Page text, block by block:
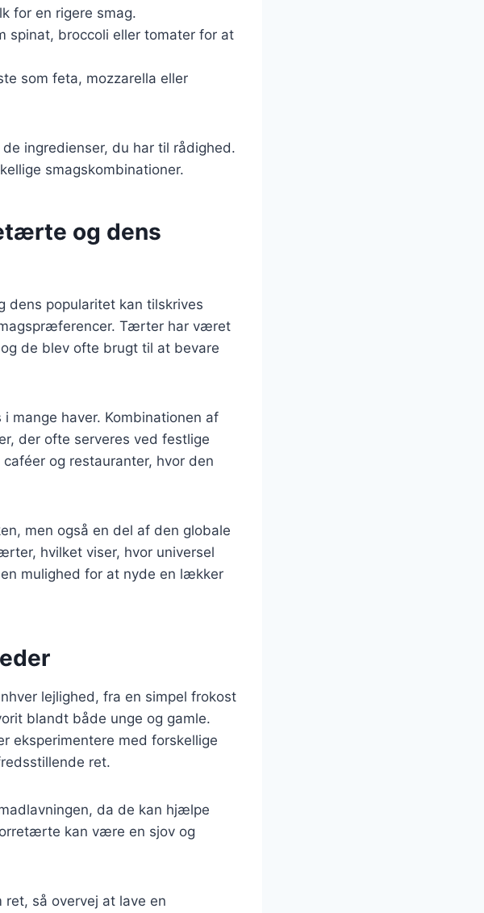
for en rigere smag.
spinat, broccoli eller tomater for at
som feta, mozzarella eller
ingredienser, du har til rådighed.
smagskombinationer.
og dens
dens popularitet kan tilskrives
Tærter har været
de blev ofte brugt til at bevare
mange haver. Kombinationen af
der ofte serveres ved festlige
og restauranter, hvor den
men også en del af den globale
hvilket viser, hvor universel
mulighed for at nyde en lækker
lejlighed, fra en simpel frokost
blandt både unge og gamle.
eksperimentere med forskellige
ret.
da de kan hjælpe
kan være en sjov og
så overvej at lave en